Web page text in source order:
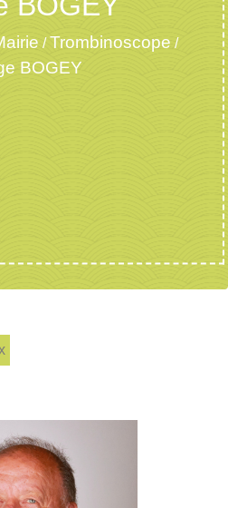
/Trombinoscope /
BOGEY